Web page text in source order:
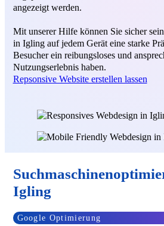
angezeigt werden.
Mit unserer Hilfe können Sie sicher
in Igling auf jedem Gerät eine starke
Besucher ein reibungsloses und
Nutzungserlebnis haben.
Repsonsive Website erstellen lassen
Igling
Google Optimierung